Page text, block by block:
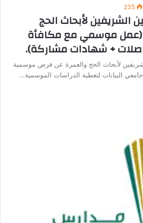
235
الشريفين لأبحاث الحج
(عمل موسمي مع مكافأة
+ شهادات مشاركة).
لأبحاث الحج والعمرة عن فرص موسمية
البيانات لتغطية الدراسات الموسمية…